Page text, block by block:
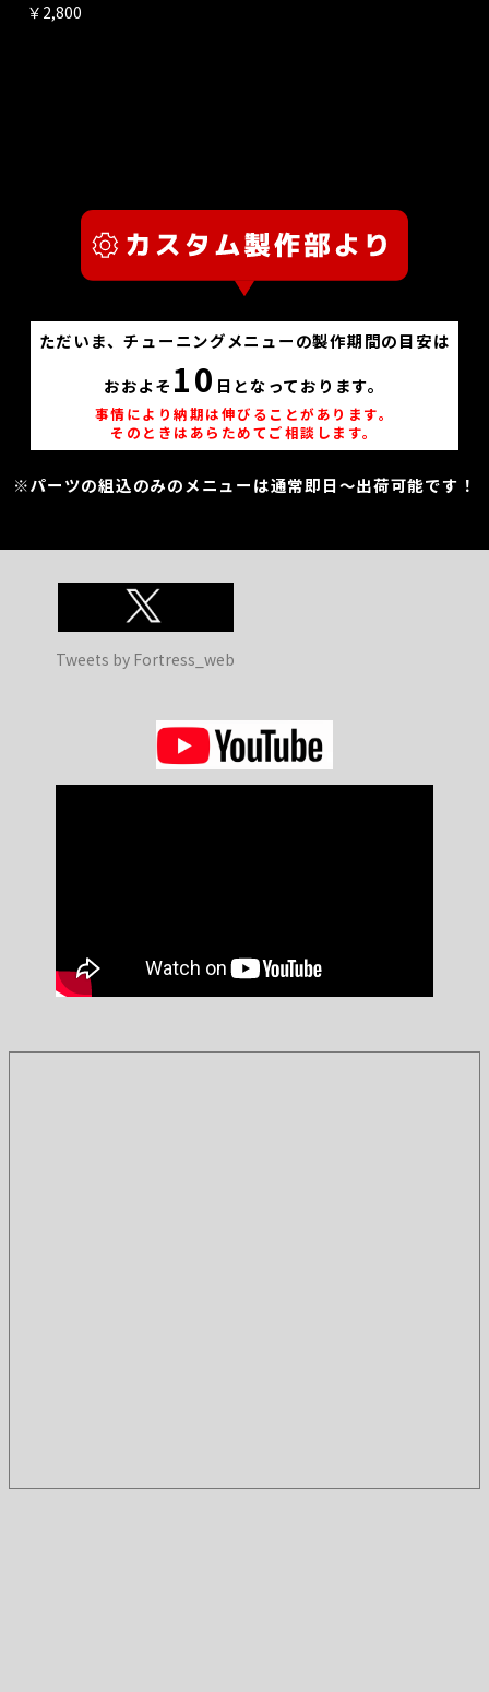
￥2,800
ただいま、チューニングメニューの製作期間の目安は
おおよそ 10 日となっております。
事情により納期は伸びることがあります。
そのときはあらためてご相談します。
※パーツの組込のみのメニューは通常即日～出荷可能です！
Tweets by Fortress_web